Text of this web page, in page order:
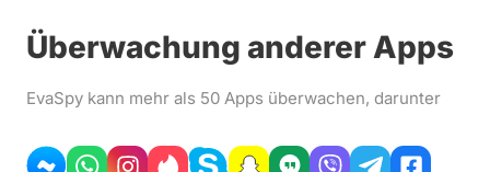
Überwachung anderer Apps
EvaSpy kann mehr als 50 Apps überwachen, darunter